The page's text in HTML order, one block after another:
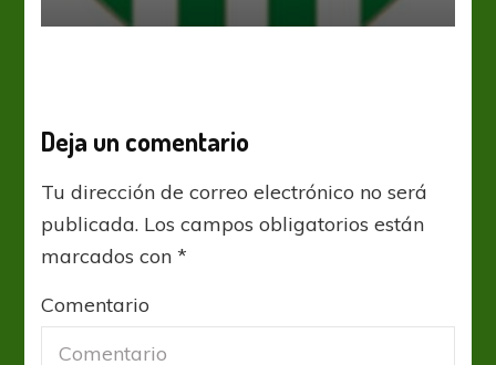
Deja un comentario
Tu dirección de correo electrónico no será
publicada. Los campos obligatorios están
marcados con*
Comentario